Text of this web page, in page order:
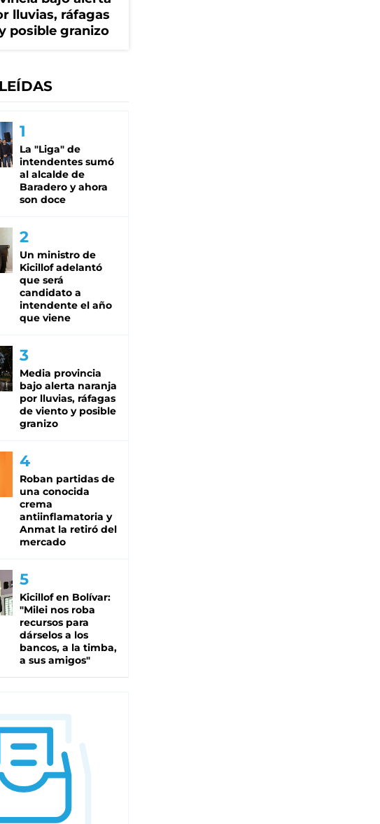
lluvias, ráfagas
posible granizo
La "Liga" de
intendentes sumó
al alcalde de
Baradero y ahora
son doce
Un ministro de
Kicillof adelantó
que será
candidato a
intendente el año
que viene
Media provincia
bajo alerta naranja
por lluvias, ráfagas
de viento y posible
granizo
Roban partidas de
una conocida
crema
antiinflamatoria y
Anmat la retiró del
mercado
Kicillof en Bolívar:
"Milei nos roba
recursos para
dárselos a los
bancos, a la timba,
a sus amigos"